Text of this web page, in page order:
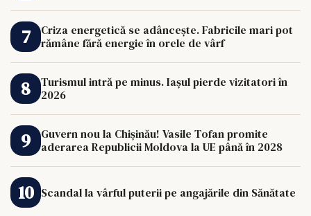
Criza energetică se adâncește. Fabricile mari pot
rămâne fără energie în orele de vârf
Turismul intră pe minus. Iașul pierde vizitatori în
2026
Guvern nou la Chișinău! Vasile Tofan promite
aderarea Republicii Moldova la UE până în 2028
Scandal la vârful puterii pe angajările din Sănătate